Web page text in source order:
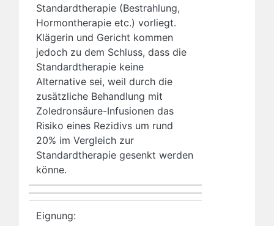
Standardtherapie (Bestrahlung,
Hormontherapie etc.) vorliegt.
Klägerin und Gericht kommen
jedoch zu dem Schluss, dass die
Standardtherapie keine
Alternative sei, weil durch die
zusätzliche Behandlung mit
Zoledronsäure-Infusionen das
Risiko eines Rezidivs um rund
20% im Vergleich zur
Standardtherapie gesenkt werden
könne.
Eignung: